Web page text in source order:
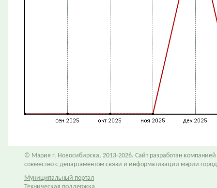
© Мэрия г. Новосибирска, 2013-2026. Сайт разработан компанией
совместно с департаментом связи и информатизации мэрии
Муниципальный портал